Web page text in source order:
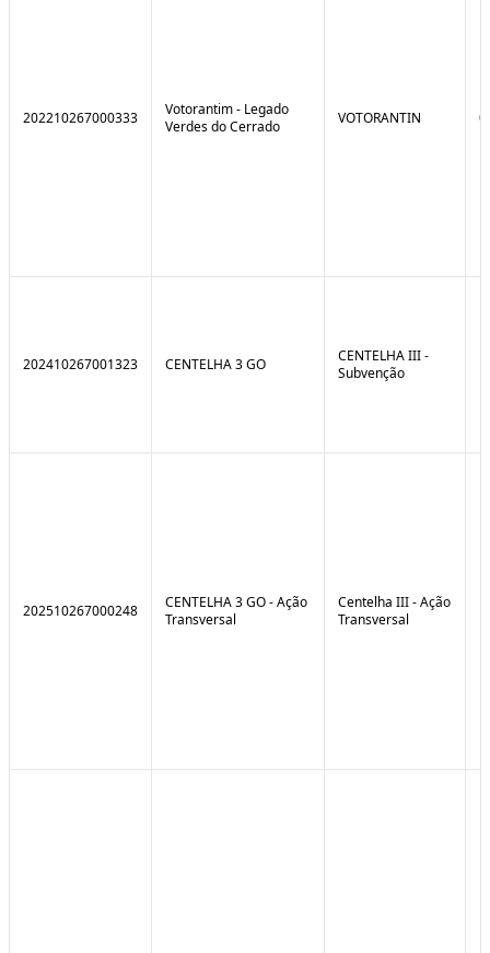
202210267000333
Votorantim - Legado
Verdes do Cerrado
VOTORANTIN
202410267001323 CENTELHA 3 GO
CENTELHA III -
Subvenção
202510267000248
CENTELHA 3 GO - Ação
Transversal
Centelha III - Ação
Transversal